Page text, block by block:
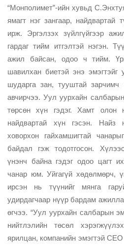
“Монполимет”-ийн хувьд
ямагт нэг зангаар, найдвартай
ирж. Эргэлзэх зүйлгүйгээр
гардаг тийм итгэлтэй нэгэн.
ажил байсан, одоо ч тийм.
шавилхан биетэй энэ эмэгтэйг
шударга зан, тууштай
авчирчээ. Уул уурхайн
төрсөн хүн гэдэг. Хамт олон
найдвартай хүн гэсэн. Найз
ховорхон гайхамшигтай
байдал гэж тодотгосон.
үнэнч байна гэдэг одоо цагт
чанар юм. Уйгагүй хөдөлмөрч,
ирсэн нь түүнийг мянга
удирдагчаар нүүр бардам
өгчээ. “Уул уурхайн салбарын
нийтлэлийн төсөл
ярилцан, компанийн эмэгтэй